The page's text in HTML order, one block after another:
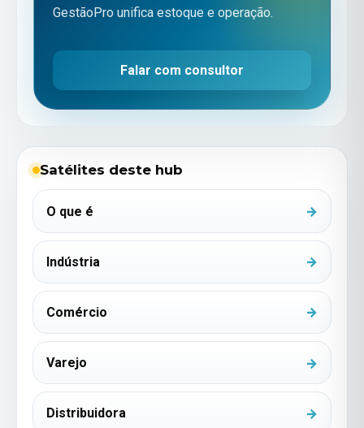
GestãoPro unifica estoque e operação.
Falar com consultor
Satélites deste hub
O que é
Indústria
Comércio
Varejo
Distribuidora